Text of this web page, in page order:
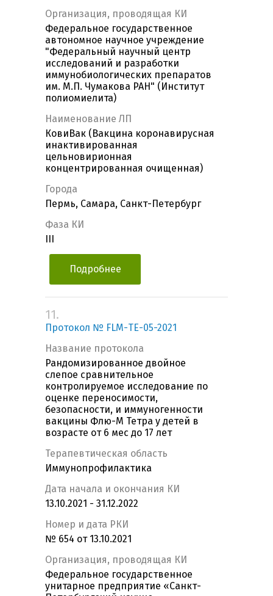
Организация, проводящая КИ
Федеральное государственное
автономное научное учреждение
"Федеральный научный центр
исследований и разработки
иммунобиологических препаратов
им. М.П. Чумакова РАН" (Институт
полиомиелита)
Наименование ЛП
КовиВак (Вакцина коронавирусная
инактивированная
цельновирионная
концентрированная очищенная)
Города
Пермь, Самара, Санкт-Петербург
Фаза КИ
Подробнее
11.
Протокол № FLM-ТЕ-05-2021
Название протокола
Рандомизированное двойное
слепое сравнительное
контролируемое исследование по
оценке переносимости,
безопасности, и иммуногенности
вакцины Флю-М Тетра у детей в
возрасте от 6 мес до 17 лет
Терапевтическая область
Иммунопрофилактика
Дата начала и окончания КИ
13.10.2021 - 31.12.2022
Номер и дата РКИ
№ 654 от 13.10.2021
Организация, проводящая КИ
Федеральное государственное
унитарное предприятие «Санкт-